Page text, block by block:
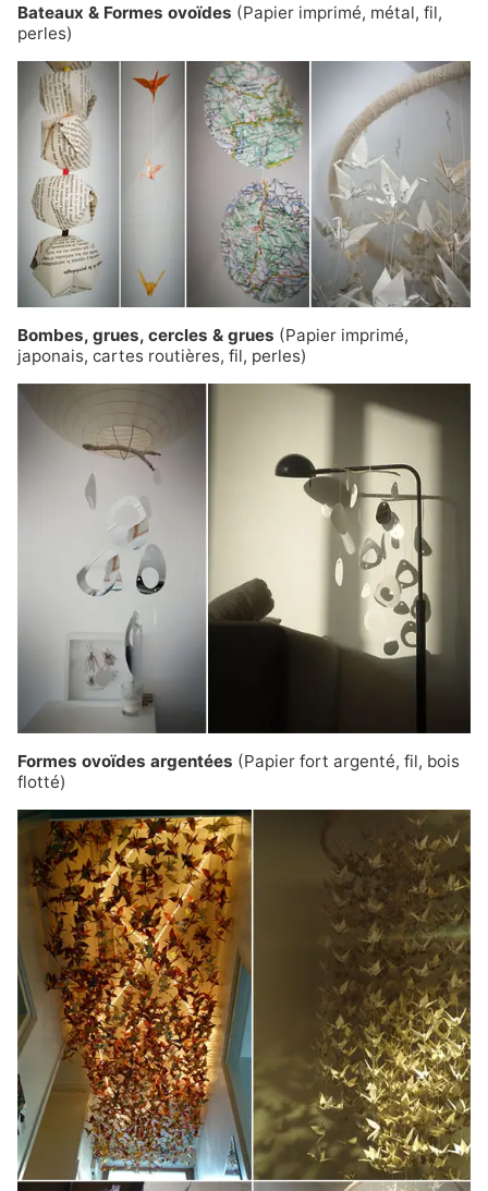
Bateaux & Formes ovoïdes (Papier imprimé, métal, fil,
perles)
Bombes, grues, cercles & grues (Papier imprimé,
japonais, cartes routières, fil, perles)
Formes ovoïdes argentées (Papier fort argenté, fil, bois
flotté)